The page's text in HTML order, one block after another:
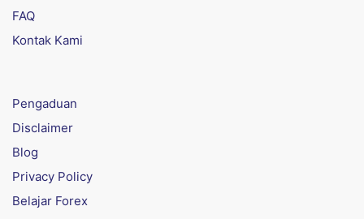
FAQ
Kontak Kami
Pengaduan
Disclaimer
Blog
Privacy Policy
Belajar Forex